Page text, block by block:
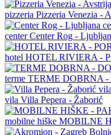
pizzeria Pizzeria Venezia -
centerCenter Rog -
hotel HOTEL RIVIERA -
terme TERME DOBRNA
vila Villa Pepera - Žaborić
mobilne hiške MOBILNE